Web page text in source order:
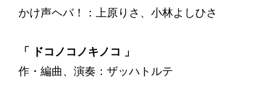
かけ声ヘバ！：上原りさ、小林よしひさ
「 ドコノコノキノコ 」
作・編曲、演奏：ザッハトルテ